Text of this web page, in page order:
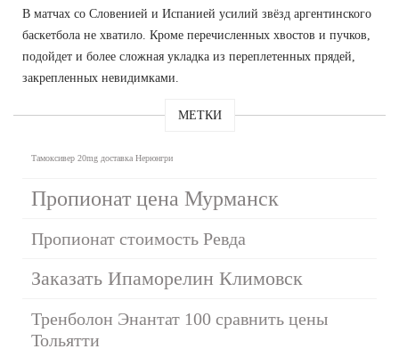
В матчах со Словенией и Испанией усилий звёзд аргентинского
баскетбола не хватило. Кроме перечисленных хвостов и пучков,
подойдет и более сложная укладка из переплетенных прядей,
закрепленных невидимками.
МЕТКИ
Тамоксивер 20mg доставка Нерюнгри
Пропионат цена Мурманск
Пропионат стоимость Ревда
Заказать Ипаморелин Климовск
Тренболон Энантат 100 сравнить цены
Тольятти